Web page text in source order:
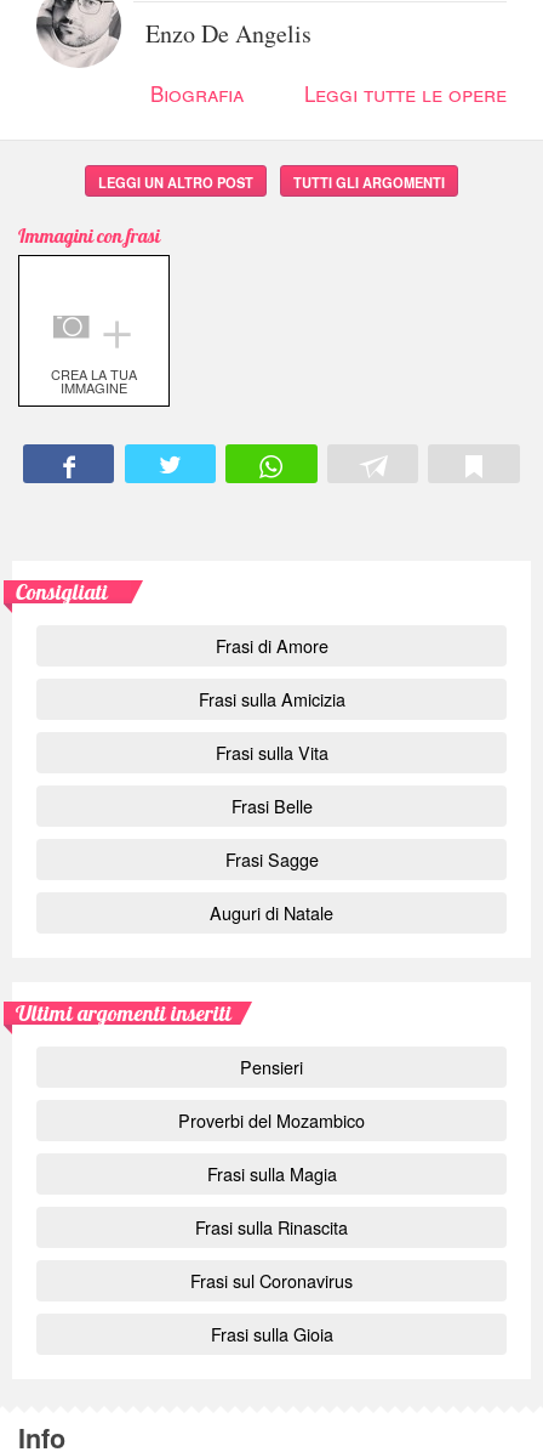
Enzo De Angelis
Biografia Leggi tutte le opere
LEGGI UN ALTRO POST TUTTI GLI ARGOMENTI
Immagini con frasi
＋
CREA LA TUA
IMMAGINE
Consigliati
Frasi di Amore
Frasi sulla Amicizia
Frasi sulla Vita
Frasi Belle
Frasi Sagge
Auguri di Natale
Ultimi argomenti inseriti
Pensieri
Proverbi del Mozambico
Frasi sulla Magia
Frasi sulla Rinascita
Frasi sul Coronavirus
Frasi sulla Gioia
Info